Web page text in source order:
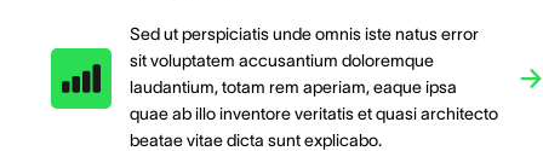
Sed ut perspiciatis unde omnis iste natus error
sit voluptatem accusantium doloremque
laudantium, totam rem aperiam, eaque ipsa
quae ab illo inventore veritatis et quasi architecto
beatae vitae dicta sunt explicabo.